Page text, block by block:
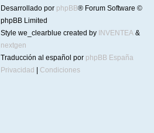
Desarrollado por phpBB® Forum Software ©
phpBB Limited
Style we_clearblue created by INVENTEA &
nextgen
Traducción al español por phpBB España
Privacidad
Condiciones